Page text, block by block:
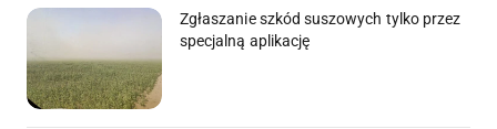
Zgłaszanie szkód suszowych tylko przez
specjalną aplikację